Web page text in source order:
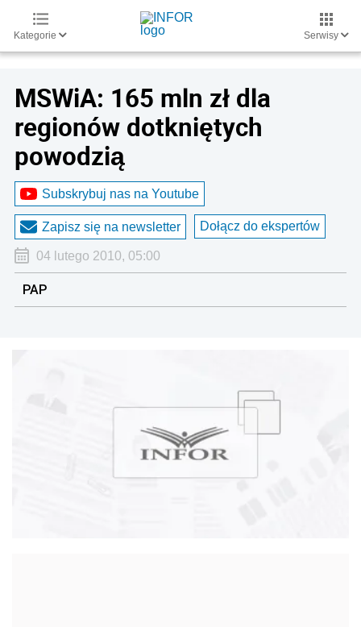
Kategorie Serwisy
MSWiA: 165 mln zł dla
regionów dotkniętych
powodzią
Subskrybuj nas na Youtube
Zapisz się na newsletter Dołącz do ekspertów
04 lutego 2010, 05:00
PAP